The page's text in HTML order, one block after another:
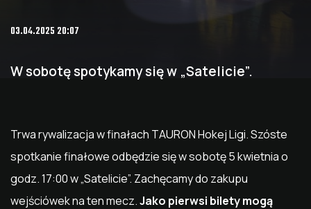
03.04.2025 20:07
W sobotę spotykamy się w „Satelicie”.
Trwa rywalizacja w finałach TAURON Hokej Ligi. Szóste
spotkanie finałowe odbędzie się w sobotę 5 kwietnia o
godz. 17:00 w „Satelicie”. Zachęcamy do zakupu
wejściówek na ten mecz.Jako pierwsi bilety mogą